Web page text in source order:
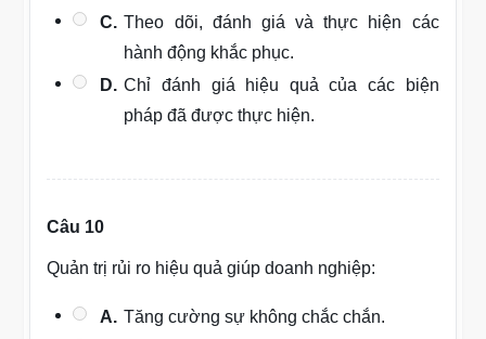
C. Theo dõi, đánh giá và thực hiện các
hành động khắc phục.
D. Chỉ đánh giá hiệu quả của các biện
pháp đã được thực hiện.
Câu 10
Quản trị rủi ro hiệu quả giúp doanh nghiệp:
A. Tăng cường sự không chắc chắn.